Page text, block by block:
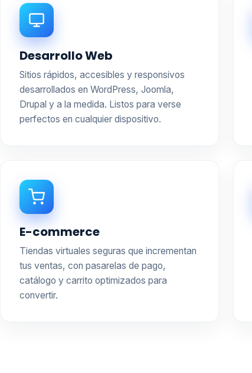
Desarrollo Web
Sitios rápidos, accesibles y responsivos
desarrollados en WordPress, Joomla,
Drupal y a la medida. Listos para verse
perfectos en cualquier dispositivo.
E-commerce
Tiendas virtuales seguras que incrementan
tus ventas, con pasarelas de pago,
catálogo y carrito optimizados para
convertir.